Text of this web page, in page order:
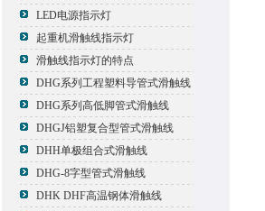
LED电源指示灯
起重机滑触线指示灯
滑触线指示灯的特点
DHG系列工程塑料导管式滑触线
DHG系列高低脚管式滑触线
DHGJ铝塑复合型管式滑触线
DHH单极组合式滑触线
DHG-8字型管式滑触线
DHK DHF高温钢体滑触线